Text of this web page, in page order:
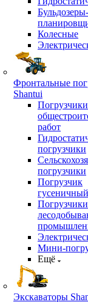
Бульдозеры-
Колесные
Фронтальные
Shantui
работ
погрузчики
погрузчики
Погрузчик
гусеничный
Мини-
Ещё
Экскаваторы